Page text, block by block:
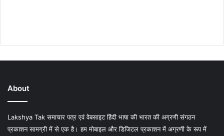
About
Lakshya Tak समाचार पत्र एवं वेबसाइट हिंदी भाषा की भारत की अग्रणी संगठन
प्रकाशन सामग्री में से एक है। हम मोबाइल और डिजिटल प्रकाशन में अग्रणी के रूप में